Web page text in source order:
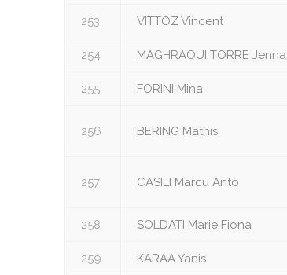
253 VITTOZ Vincent
254 MAGHRAOUI TORRE Jenna
255 FORINI Mina
256 BERING Mathis
257 CASILI Marcu Anto
258 SOLDATI Marie Fiona
259 KARAA Yanis